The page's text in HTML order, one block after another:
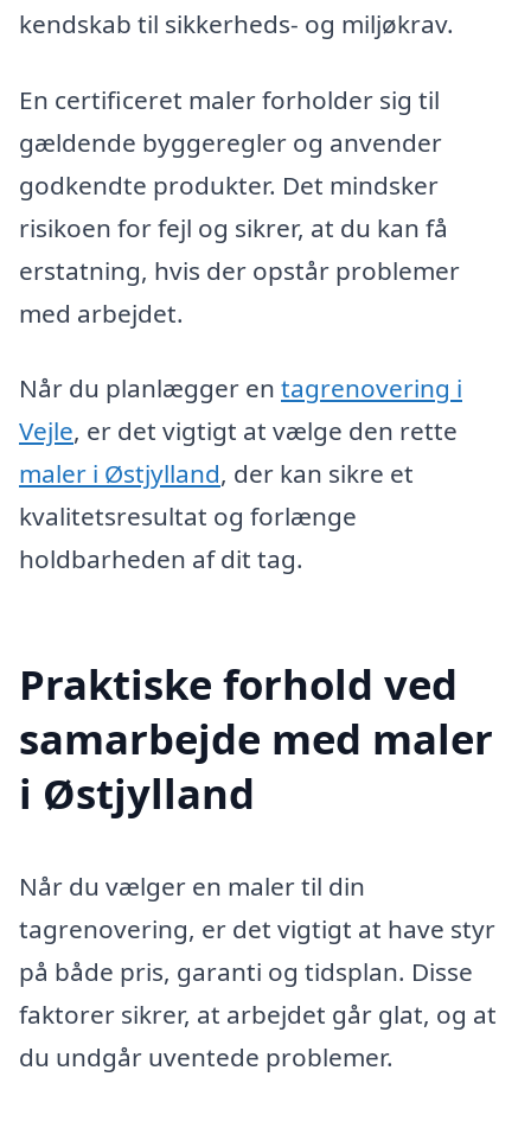
kendskab til sikkerheds- og miljøkrav.
En certificeret maler forholder sig til
gældende byggeregler og anvender
godkendte produkter. Det mindsker
risikoen for fejl og sikrer, at du kan få
erstatning, hvis der opstår problemer
med arbejdet.
Når du planlægger en tagrenovering i
Vejle, er det vigtigt at vælge den rette
maler i Østjylland, der kan sikre et
kvalitetsresultat og forlænge
holdbarheden af dit tag.
Praktiske forhold ved
samarbejde med maler
i Østjylland
Når du vælger en maler til din
tagrenovering, er det vigtigt at have styr
på både pris, garanti og tidsplan. Disse
faktorer sikrer, at arbejdet går glat, og at
du undgår uventede problemer.